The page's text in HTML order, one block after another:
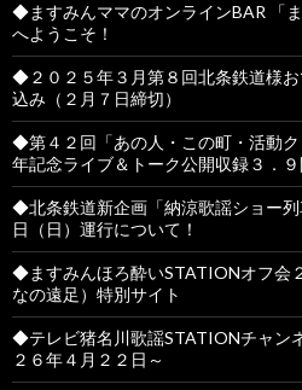
◆ますみんママのオンラインBAR 「
へようこそ！
◆２０２５年３月第８回北条鉄道様
込み（２月７日締切）
◆第４２回「あの人・この町・活動
年記念ライブ＆トーク公開収録３．
◆北条鉄道新企画「納涼歌謡ショー
日（日）運行について！
◆ますみんほろ酔いSTATIONオフ会
なの遠足）特別サイト
◆テレビ猪名川歌謡STATIONチャン
２６年４月２２日～